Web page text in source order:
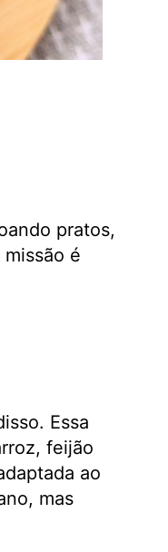
pratos,
é
Essa
feijão
ao
mas